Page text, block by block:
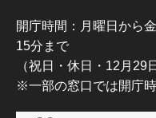
開庁時間：月曜日から
15分まで
（祝日・休日・12月29
※一部の窓口では開庁